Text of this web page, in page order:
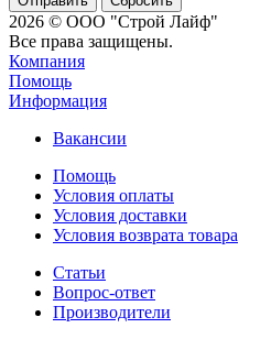
2026 © ООО "Строй Лайф"
Все права защищены.
Компания
Помощь
Информация
Вакансии
Помощь
Условия оплаты
Условия доставки
Условия возврата товара
Статьи
Вопрос-ответ
Производители